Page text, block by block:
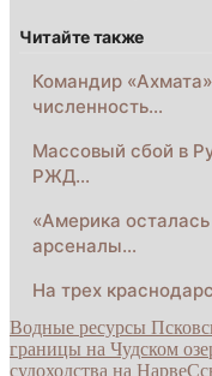
Читайте также
Командир
численность…
Массовый сбой в
РЖД…
«Америка
арсеналы…
На трех
Водные ресурсы
границы на Чудском
судоходства на Нарве